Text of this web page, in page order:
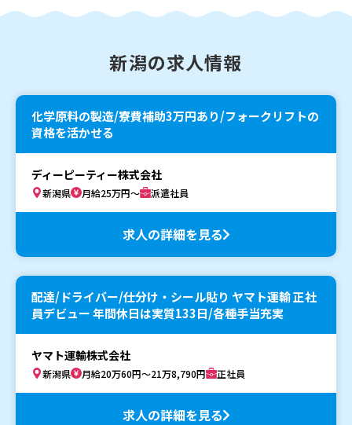
新潟の求人情報
化学原料の製造/寮費補助3万円あり/フォークリフトの
資格を活かせる
ディーピーティー株式会社
新潟県 月給25万円～ 派遣社員
求人の詳細を見る
配達/ドライバー/仕分け・シール貼り ヤマト運輸 正社
員デビュー 年間休日は実質133日/各種手当充実
ヤマト運輸株式会社
新潟県 月給20万60円～21万8,790円 正社員
求人の詳細を見る